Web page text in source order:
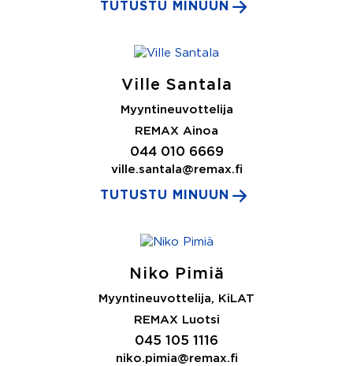
TUTUSTU MINUUN
Ville Santala
Myyntineuvottelija
REMAX Ainoa
044 010 6669
ville.santala@remax.fi
TUTUSTU MINUUN
Niko Pimiä
Myyntineuvottelija, KiLAT
REMAX Luotsi
045 105 1116
niko.pimia@remax.fi